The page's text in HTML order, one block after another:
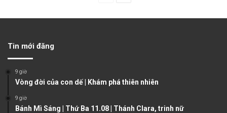
u
p
g
Tin mới đăng
9 giờ
Vòng đời của con dế | Khám phá thiên nhiên
9 giờ
Bánh Mì Sáng | Thứ Ba 11.08 | Thánh Clara, trinh nữ